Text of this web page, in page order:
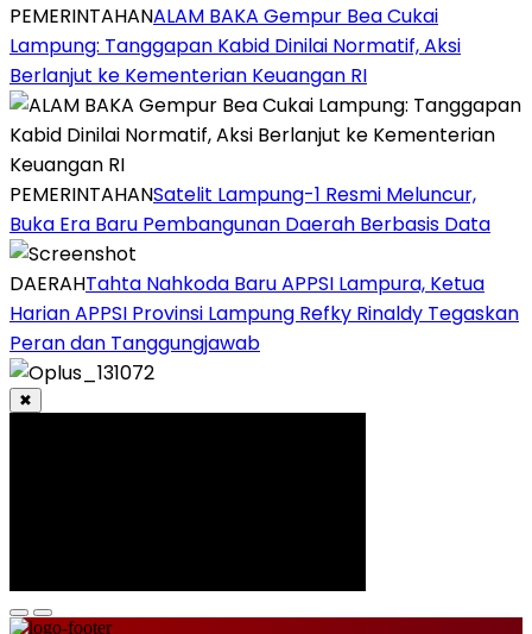
PEMERINTAHANALAM BAKA Gempur Bea Cukai
Lampung: Tanggapan Kabid Dinilai Normatif, Aksi
Berlanjut ke Kementerian Keuangan RI
PEMERINTAHANSatelit Lampung-1 Resmi Meluncur,
Buka Era Baru Pembangunan Daerah Berbasis Data
DAERAHTahta Nahkoda Baru APPSI Lampura, Ketua
Harian APPSI Provinsi Lampung Refky Rinaldy Tegaskan
Peran dan Tanggungjawab
✖